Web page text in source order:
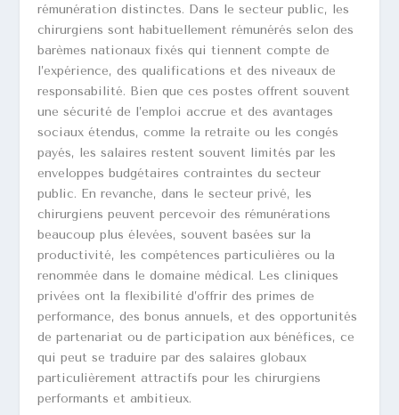
rémunération distinctes. Dans le secteur public, les
chirurgiens sont habituellement rémunérés selon des
barèmes nationaux fixés qui tiennent compte de
l’expérience, des qualifications et des niveaux de
responsabilité. Bien que ces postes offrent souvent
une sécurité de l’emploi accrue et des avantages
sociaux étendus, comme la retraite ou les congés
payés, les salaires restent souvent limités par les
enveloppes budgétaires contraintes du secteur
public. En revanche, dans le secteur privé, les
chirurgiens peuvent percevoir des rémunérations
beaucoup plus élevées, souvent basées sur la
productivité, les compétences particulières ou la
renommée dans le domaine médical. Les cliniques
privées ont la flexibilité d’offrir des primes de
performance, des bonus annuels, et des opportunités
de partenariat ou de participation aux bénéfices, ce
qui peut se traduire par des salaires globaux
particulièrement attractifs pour les chirurgiens
performants et ambitieux.